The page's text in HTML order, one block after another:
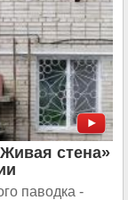
стена»
паводка -